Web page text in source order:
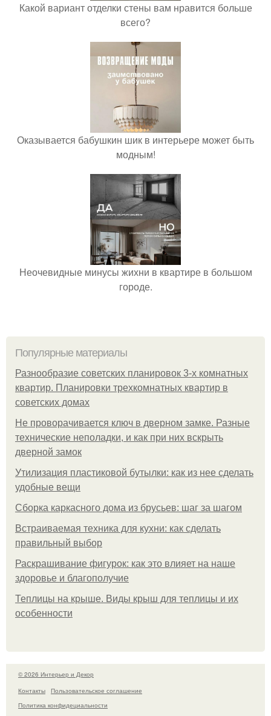
Какой вариант отделки стены вам нравится больше
всего?
Оказывается бабушкин шик в интерьере может быть
модным!
Неочевидные минусы жихни в квартире в большом
городе.
Популярные материалы
Разнообразие советских планировок 3-х комнатных
квартир. Планировки трехкомнатных квартир в
советских домах
Не проворачивается ключ в дверном замке. Разные
технические неполадки, и как при них вскрыть
дверной замок
Утилизация пластиковой бутылки: как из нее сделать
удобные вещи
Сборка каркасного дома из брусьев: шаг за шагом
Встраиваемая техника для кухни: как сделать
правильный выбор
Раскрашивание фигурок: как это влияет на наше
здоровье и благополучие
Теплицы на крыше. Виды крыш для теплицы и их
особенности
© 2026 Интерьер и Декор
Контакты
Пользовательское соглашение
Политика конфидециальности